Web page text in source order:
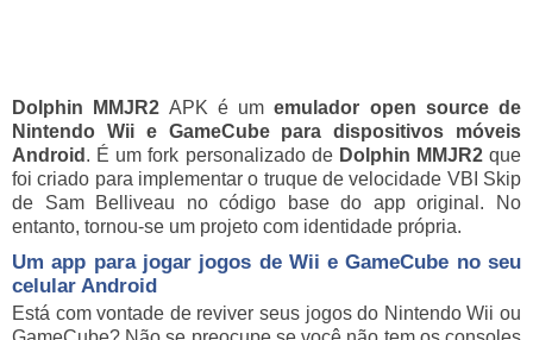
Dolphin MMJR2 APK é umemulador open source de
Nintendo Wii e GameCube para dispositivos móveis
Android . É um fork personalizado de Dolphin MMJR2que
foi criado para implementar o truque de velocidade VBI Skip
de Sam Belliveau no código base do app original. No
entanto, tornou-se um projeto com identidade própria.
Um app para jogar jogos de Wii e GameCube no seu
celular Android
Está com vontade de reviver seus jogos do Nintendo Wii ou